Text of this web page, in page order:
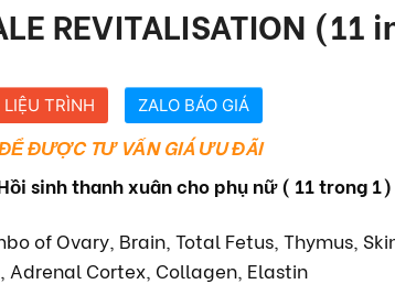
REVITALISATION (11
TRÌNH ZALO BÁO GIÁ
ĐƯỢC TƯ VẤN GIÁ ƯU ĐÃI
sinh thanh xuân cho phụ nữ ( 11 trong 1)
of Ovary, Brain, Total Fetus, Thymus,
Adrenal Cortex, Collagen, Elastin